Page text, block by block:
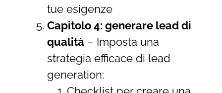
tue esigenze
Capitolo 4: generare lead di
qualità – Imposta una
strategia efficace di lead
generation: